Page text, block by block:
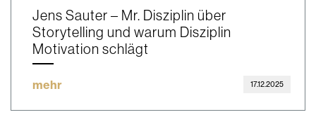
Jens Sauter – Mr. Disziplin über
Storytelling und warum Disziplin
Motivation schlägt
mehr 17.12.2025